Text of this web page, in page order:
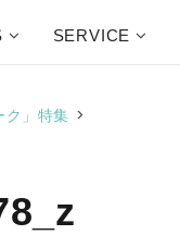
SERVICE
ク」特集 >